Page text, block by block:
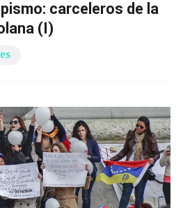
carceleros de la
(I)